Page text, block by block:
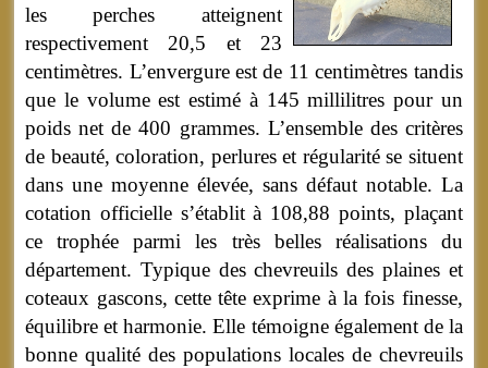
les perches atteignent
respectivement 20,5 et 23
centimètres. L’envergure est de 11 centimètres tandis
que le volume est estimé à 145 millilitres pour un
poids net de 400 grammes. L’ensemble des critères
de beauté, coloration, perlures et régularité se situent
dans une moyenne élevée, sans défaut notable. La
cotation officielle s’établit à 108,88 points, plaçant
ce trophée parmi les très belles réalisations du
département. Typique des chevreuils des plaines et
coteaux gascons, cette tête exprime à la fois finesse,
équilibre et harmonie. Elle témoigne également de la
bonne qualité des populations locales de chevreuils